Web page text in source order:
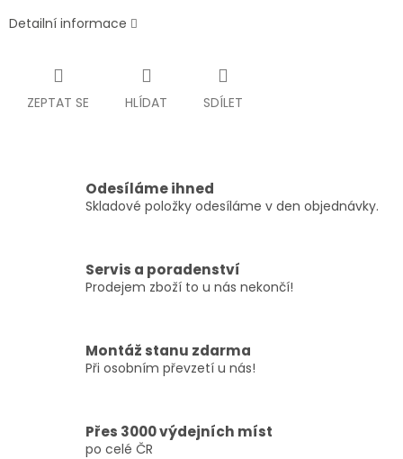
Detailní informace
ZEPTAT SE HLÍDAT SDÍLET
Odesíláme ihned
Skladové položky odesíláme v den objednávky.
Servis a poradenství
Prodejem zboží to u nás nekončí!
Montáž stanu zdarma
Při osobním převzetí u nás!
Přes 3000 výdejních míst
po celé ČR